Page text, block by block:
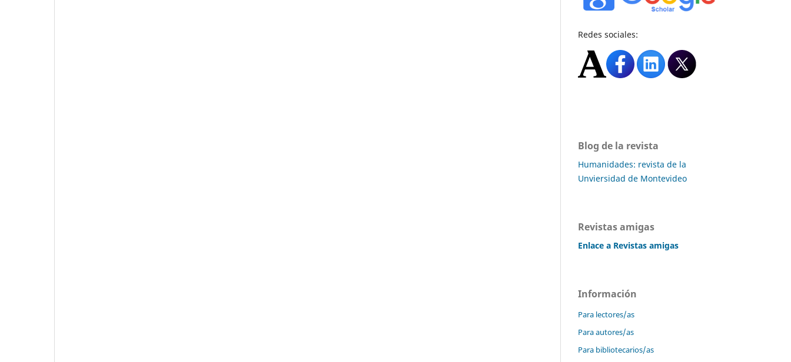
Redes sociales:
Blog de la revista
Humanidades: revista de la
Unviersidad de Montevideo
Revistas amigas
Enlace a Revistas amigas
Información
Para lectores/as
Para autores/as
Para bibliotecarios/as